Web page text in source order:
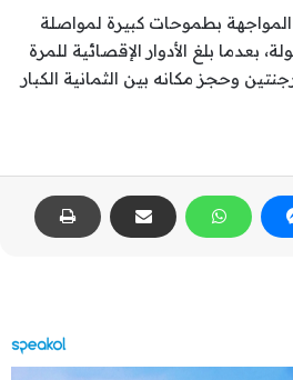
بطموحات كبيرة لمواصلة
بعدما بلغ الأدوار الإقصائية للمرة
وحجز مكانه بين الثمانية الكبار